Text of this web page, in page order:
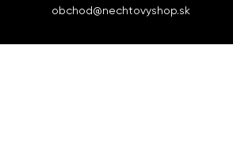
obchod@nechtovyshop.sk